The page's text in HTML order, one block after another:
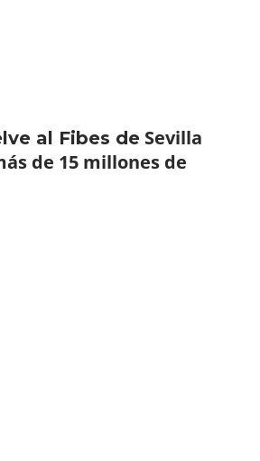
al Fibes de Sevilla
de 15 millones de